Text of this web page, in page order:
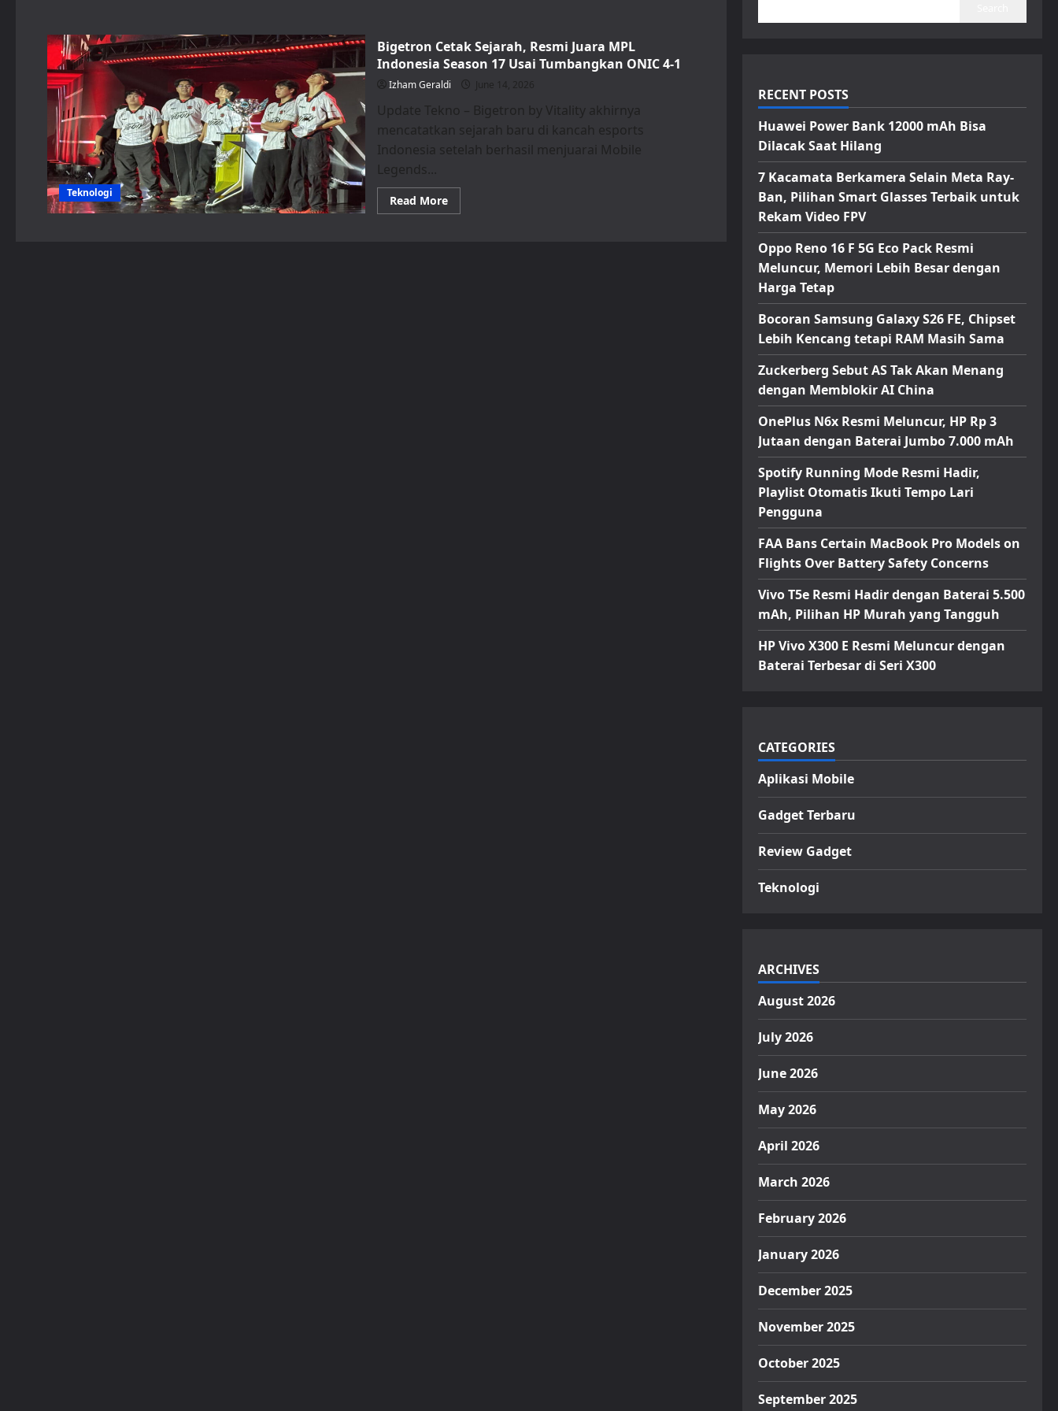
Teknologi
Bigetron Cetak Sejarah, Resmi Juara MPL
Indonesia Season 17 Usai Tumbangkan ONIC 4-1
Izham Geraldi June 14, 2026
Update Tekno – Bigetron by Vitality akhirnya
mencatatkan sejarah baru di kancah esports
Indonesia setelah berhasil menjuarai Mobile
Legends...
Read MoreRead
more
RECENT POSTS
Huawei Power Bank 12000 mAh Bisa
Dilacak Saat Hilang
7 Kacamata Berkamera Selain Meta Ray-
Ban, Pilihan Smart Glasses Terbaik untuk
Rekam Video FPV
Oppo Reno 16 F 5G Eco Pack Resmi
Meluncur, Memori Lebih Besar dengan
Harga Tetap
Bocoran Samsung Galaxy S26 FE, Chipset
Lebih Kencang tetapi RAM Masih Sama
Zuckerberg Sebut AS Tak Akan Menang
dengan Memblokir AI China
OnePlus N6x Resmi Meluncur, HP Rp 3
Jutaan dengan Baterai Jumbo 7.000 mAh
Spotify Running Mode Resmi Hadir,
Playlist Otomatis Ikuti Tempo Lari
Pengguna
FAA Bans Certain MacBook Pro Models on
Flights Over Battery Safety Concerns
Vivo T5e Resmi Hadir dengan Baterai 5.500
mAh, Pilihan HP Murah yang Tangguh
HP Vivo X300 E Resmi Meluncur dengan
Baterai Terbesar di Seri X300
CATEGORIES
Aplikasi Mobile
Gadget Terbaru
Review Gadget
Teknologi
ARCHIVES
August 2026
July 2026
June 2026
May 2026
April 2026
March 2026
February 2026
January 2026
December 2025
November 2025
October 2025
September 2025